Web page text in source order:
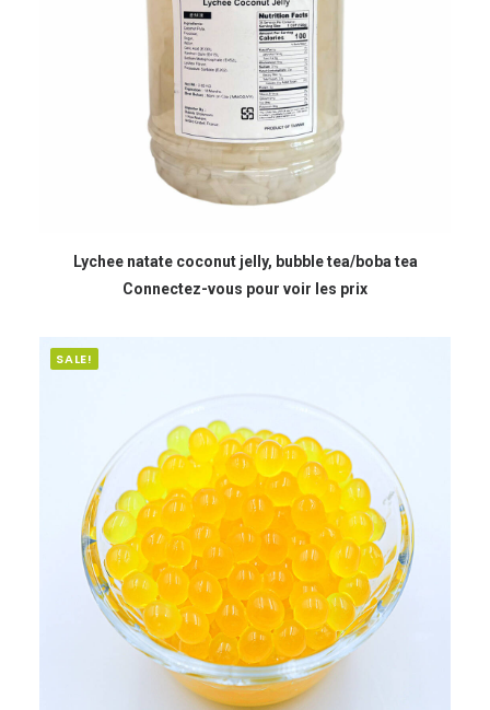
READ MORE
Lychee natate coconut jelly, bubble tea/boba tea
Connectez-vous pour voir les prix
SALE!